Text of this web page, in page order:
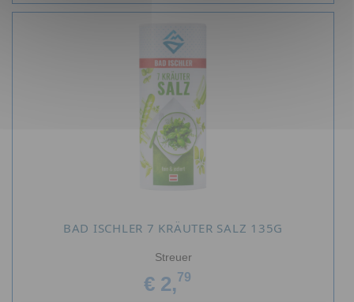
BAD ISCHLER 7 KRÄUTER SALZ 135G
Streuer
€ 2,79